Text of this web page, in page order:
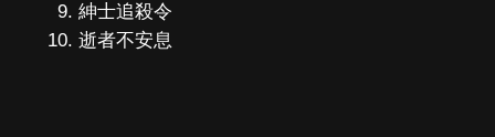
紳士追殺令
逝者不安息